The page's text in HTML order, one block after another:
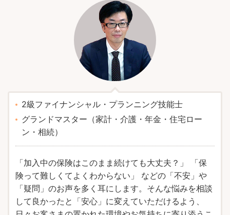
2級ファイナンシャル・プランニング技能士
グランドマスター（家計・介護・年金・住宅ロー
ン・相続）
「加入中の保険はこのまま続けても大丈夫？」 「保
険って難しくてよくわからない」 などの「不安」や
「疑問」のお声を多く耳にします。そんな悩みを相談
して良かったと「安心」に変えていただけるよう、